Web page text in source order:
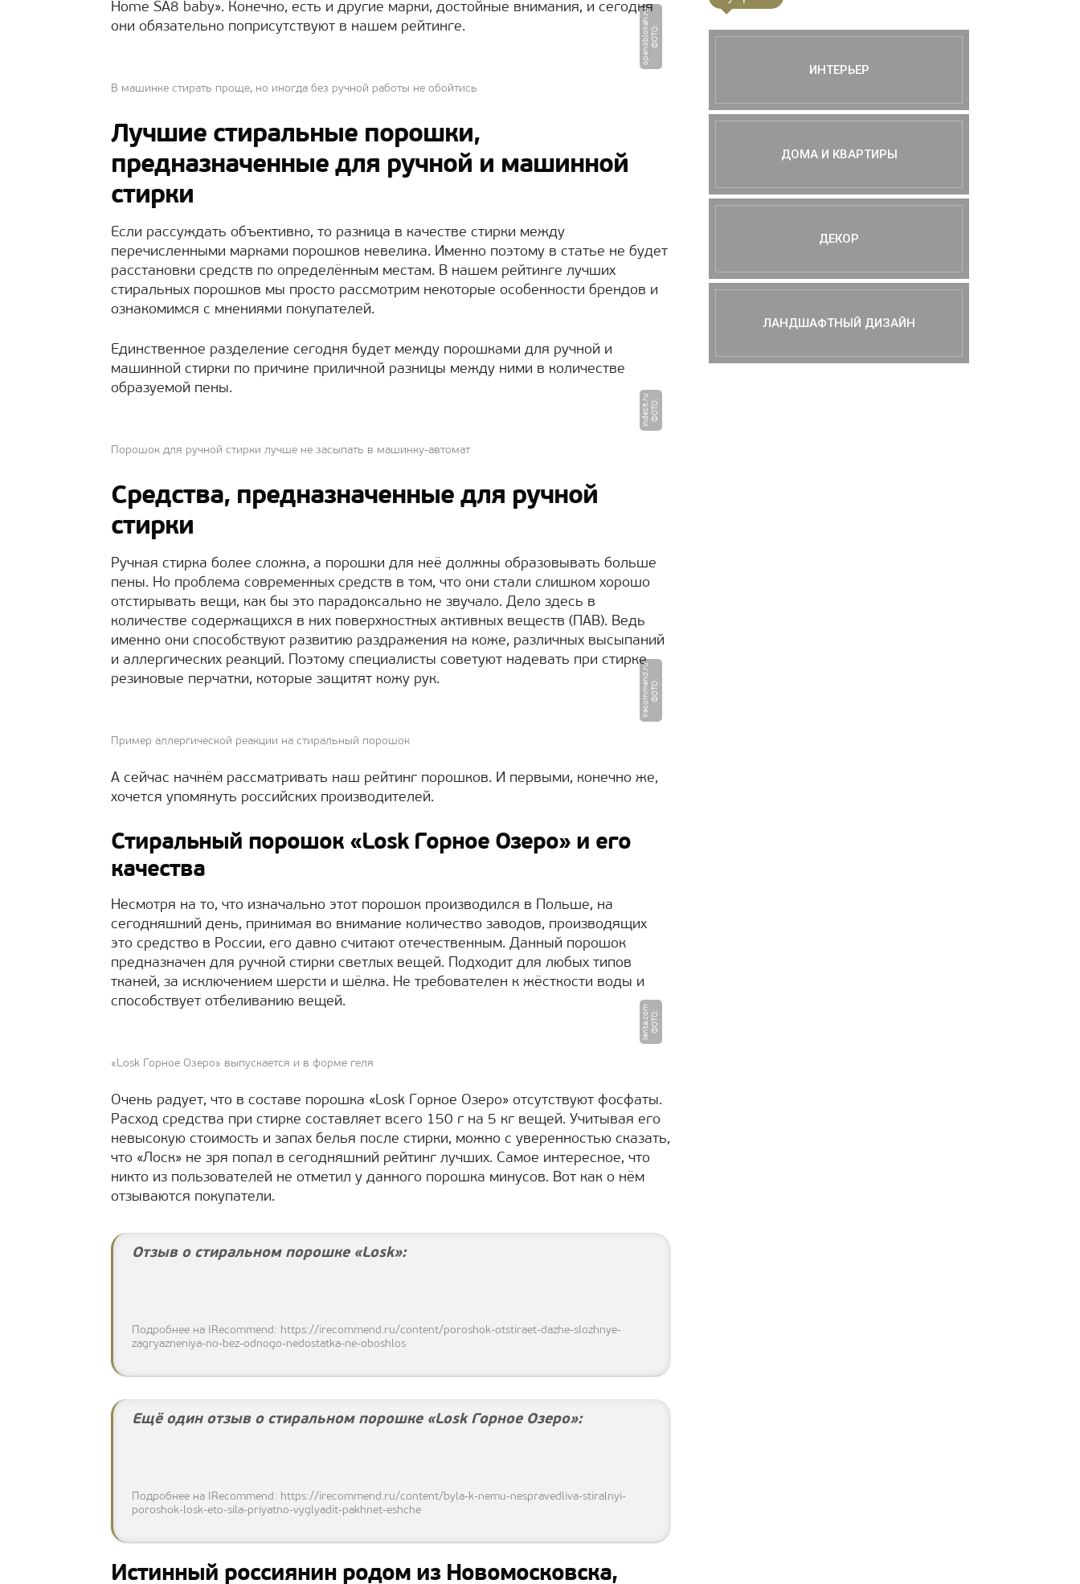
Home SA8 baby». Конечно, есть и другие марки, достойные внимания, и сегодня
они обязательно поприсутствуют в нашем рейтинге.
Ф
О
Т
О
:
o
p
e
n
o
b
l
o
k
a
h.
r
u
В машинке стирать проще, но иногда без ручной работы не обойтись
Лучшие стиральные порошки,
предназначенные для ручной и машинной
стирки
Если рассуждать объективно, то разница в качестве стирки между
перечисленными марками порошков невелика. Именно поэтому в статье не будет
расстановки средств по определённым местам. В нашем рейтинге лучших
стиральных порошков мы просто рассмотрим некоторые особенности брендов и
ознакомимся с мнениями покупателей.
Единственное разделение сегодня будет между порошками для ручной и
машинной стирки по причине приличной разницы между ними в количестве
образуемой пены.
Ф
О
Т
О
:
i
n
d
e
si
t.
r
u
Порошок для ручной стирки лучше не засыпать в машинку-автомат
Средства, предназначенные для ручной
стирки
Ручная стирка более сложна, а порошки для неё должны образовывать больше
пены. Но проблема современных средств в том, что они стали слишком хорошо
отстирывать вещи, как бы это парадоксально не звучало. Дело здесь в
количестве содержащихся в них поверхностных активных веществ (ПАВ). Ведь
именно они способствуют развитию раздражения на коже, различных высыпаний
и аллергических реакций. Поэтому специалисты советуют надевать при стирке
резиновые перчатки, которые защитят кожу рук.
Ф
О
Т
О
:
i
r
e
c
o
m
m
e
n
d.
r
u
Пример аллергической реакции на стиральный порошок
А сейчас начнём рассматривать наш рейтинг порошков. И первыми, конечно же,
хочется упомянуть российских производителей.
Стиральный порошок «Losk Горное Озеро» и его
качества
Несмотря на то, что изначально этот порошок производился в Польше, на
сегодняшний день, принимая во внимание количество заводов, производящих
это средство в России, его давно считают отечественным. Данный порошок
предназначен для ручной стирки светлых вещей. Подходит для любых типов
тканей, за исключением шерсти и шёлка. Не требователен к жёсткости воды и
способствует отбеливанию вещей.
Ф
О
Т
О
:
l
e
n
t
a.
c
o
m
«Losk Горное Озеро» выпускается и в форме геля
Очень радует, что в составе порошка «Losk Горное Озеро» отсутствуют фосфаты.
Расход средства при стирке составляет всего 150 г на 5 кг вещей. Учитывая его
невысокую стоимость и запах белья после стирки, можно с уверенностью сказать,
что «Лоск» не зря попал в сегодняшний рейтинг лучших. Самое интересное, что
никто из пользователей не отметил у данного порошка минусов. Вот как о нём
отзываются покупатели.
Отзыв о стиральном порошке «Losk»:
Подробнее на IRecommend: https://irecommend.ru/content/poroshok-otstiraet-dazhe-slozhnye-
zagryazneniya-no-bez-odnogo-nedostatka-ne-oboshlos
Ещё один отзыв о стиральном порошке «Losk Горное Озеро»:
Подробнее на IRecommend: https://irecommend.ru/content/byla-k-nemu-nespravedliva-stiralnyi-
poroshok-losk-eto-sila-priyatno-vyglyadit-pakhnet-eshche
Истинный россиянин родом из Новомосковска,
ИНТЕРЬЕР
ДОМА И КВАРТИРЫ
ДЕКОР
ЛАНДШАФТНЫЙ ДИЗАЙН